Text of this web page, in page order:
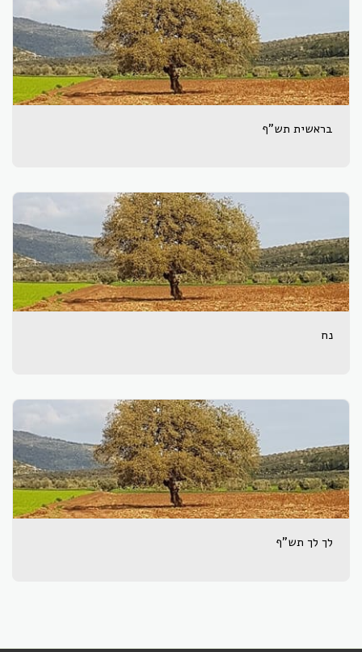
בראשית תש"ף
נח
לך לך תש"ף